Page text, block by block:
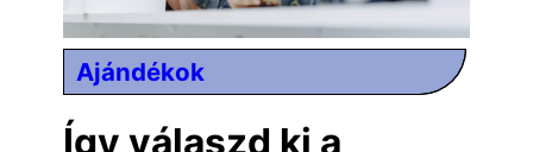
Ajándékok
Így válaszd ki a